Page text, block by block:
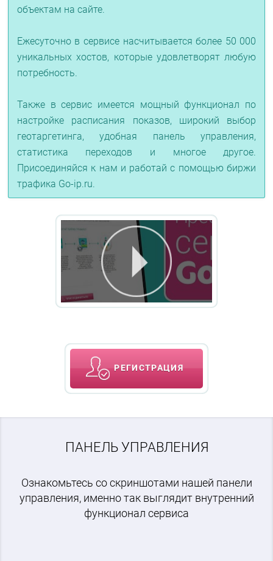
объектам на сайте.
Ежесуточно в сервисе насчитывается более 50 000
уникальных хостов, которые удовлетворят любую
потребность.
Также в сервис имеется мощный функционал по
настройке расписания показов, широкий выбор
геотаргетинга, удобная панель управления,
статистика переходов и многое другое.
Присоединяйся к нам и работай с помощью биржи
трафика Go-ip.ru.
РЕГИСТРАЦИЯ
ПАНЕЛЬ УПРАВЛЕНИЯ
Ознакомьтесь со скриншотами нашей панели
управления, именно так выглядит внутренний
функционал сервиса